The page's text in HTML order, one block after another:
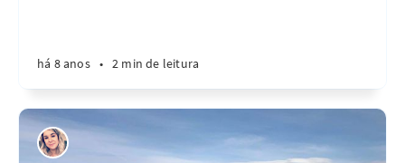
há 8 anos • 2 min de leitura